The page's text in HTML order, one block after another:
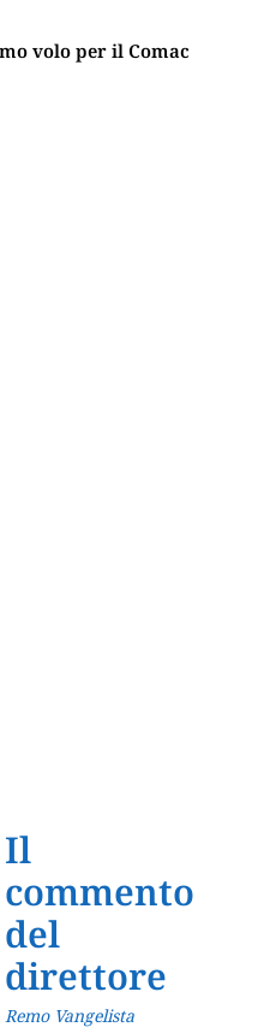
volo per il Comac
Il
commento
del
direttore
Remo Vangelista